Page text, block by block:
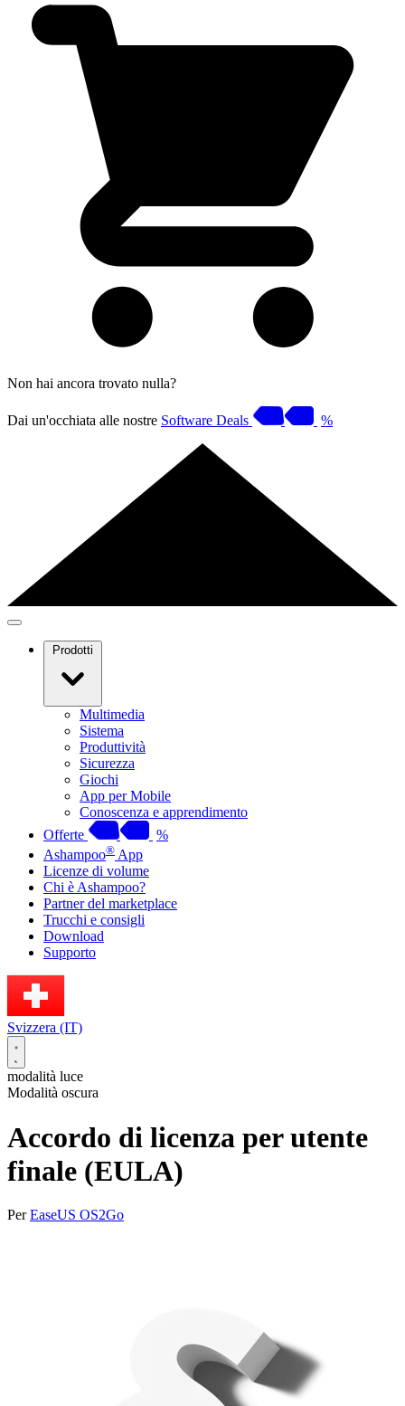
Non hai ancora trovato nulla?
Dai un'occhiata alle nostre Software Deals %
Prodotti
Multimedia
Sistema
Produttività
Sicurezza
Giochi
App per Mobile
Conoscenza e apprendimento
Offerte
%
Ashampoo® App
Licenze di volume
Chi è Ashampoo?
Partner del marketplace
Trucchi e consigli
Download
Supporto
Svizzera (IT)
modalità luce
Modalità oscura
Accordo di licenza per utente
finale (EULA)
PerEaseUS OS2Go